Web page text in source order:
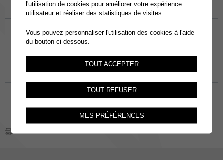
05 06 07 08 09
14 15 16
26 27 28 29 30
l'utilisation de cookies pour améliorer votre expérience
utilisateur et réaliser des statistiques de visites.
Vous pouvez personnaliser l'utilisation des cookies à l'aide
du bouton ci-dessous.
TOUT ACCEPTER
TOUT REFUSER
MES PRÉFÉRENCES